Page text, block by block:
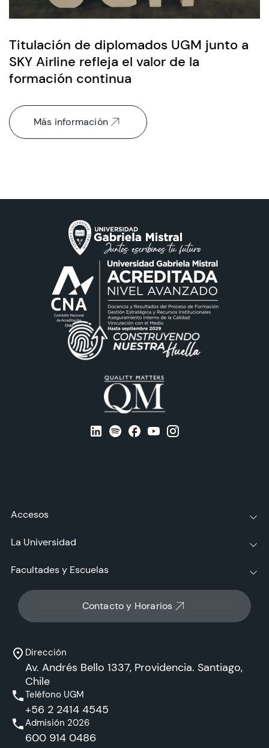
Titulación de diplomados UGM junto a
SKY Airline refleja el valor de la
formación continua
Más información
Contacto y Horarios
Dirección
Av. Andrés Bello 1337, Providencia. Santiago,
Chile
Teléfono UGM
+56 2 2414 4545
Admisión 2026
600 914 0486
Accesos
La Universidad
Facultades y Escuelas